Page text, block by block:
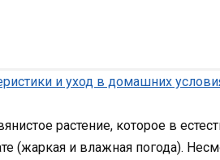
растение, которое в
(жаркая и влажная погода).